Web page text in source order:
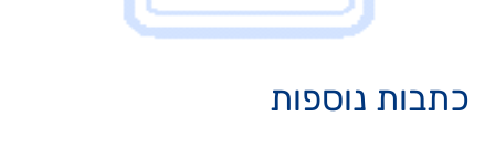
כתבות נוספות